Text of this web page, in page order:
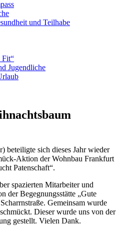
und Teilhabe
Fit“
Jugendliche
beteiligte sich dieses Jahr wieder
Aktion der Wohnbau Frankfurt
Patenschaft“.
spazierten Mitarbeiter und
der Begegnungsstätte „Gute
Gemeinsam wurde
Dieser wurde uns von der
gestellt. Vielen Dank.